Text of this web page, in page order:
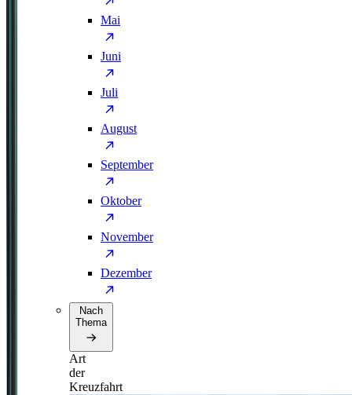
Mai
Juni
Juli
August
September
Oktober
November
Dezember
Nach
Thema
Art
der
Kreuzfahrt